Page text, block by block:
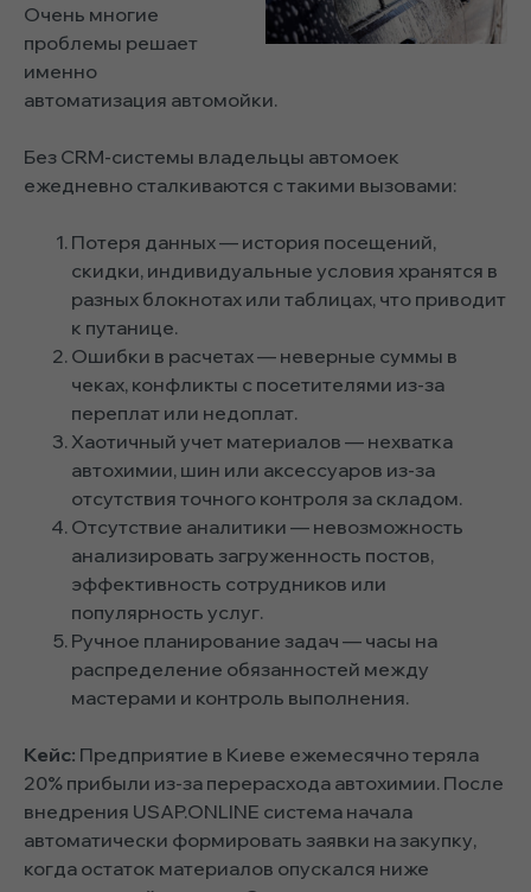
Очень многие
проблемы решает
именно
автоматизация автомойки.
Без CRM-системы владельцы автомоек
ежедневно сталкиваются с такими вызовами:
Потеря данных — история посещений,
скидки, индивидуальные условия хранятся в
разных блокнотах или таблицах, что приводит
к путанице.
Ошибки в расчетах — неверные суммы в
чеках, конфликты с посетителями из-за
переплат или недоплат.
Хаотичный учет материалов — нехватка
автохимии, шин или аксессуаров из-за
отсутствия точного контроля за складом.
Отсутствие аналитики — невозможность
анализировать загруженность постов,
эффективность сотрудников или
популярность услуг.
Ручное планирование задач — часы на
распределение обязанностей между
мастерами и контроль выполнения.
Кейс: Предприятие в Киеве ежемесячно теряла
20% прибыли из-за перерасхода автохимии. После
внедрения USAP.ONLINE система начала
автоматически формировать заявки на закупку,
когда остаток материалов опускался ниже